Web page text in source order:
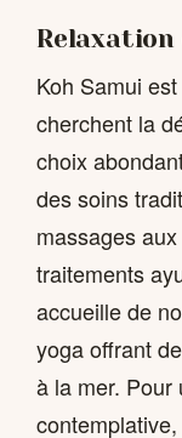
Koh Samui
cherchent la
choix
des soins
massages
traitements
accueille de
yoga offrant
à la mer. Pour